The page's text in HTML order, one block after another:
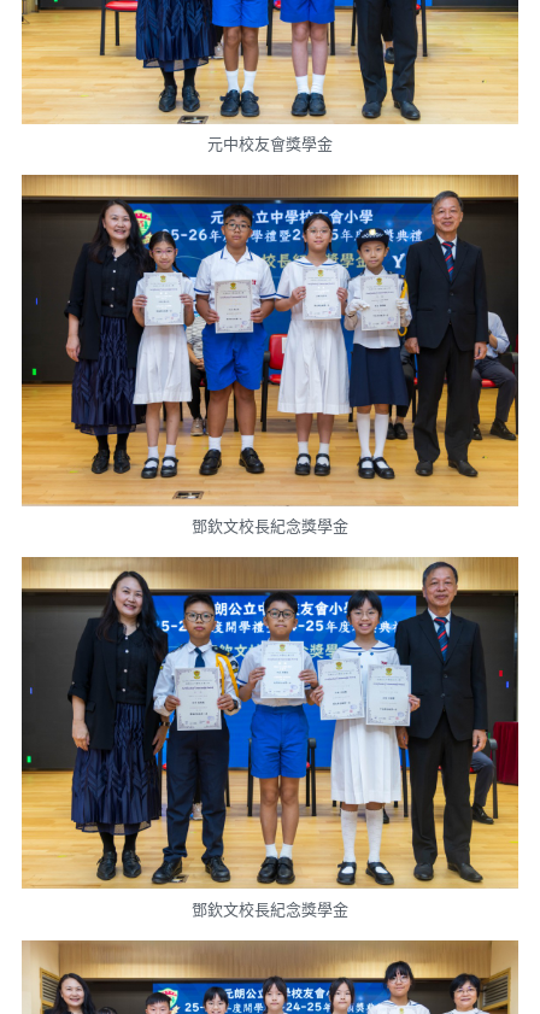
元中校友會獎學金
鄧欽文校長紀念獎學金
鄧欽文校長紀念獎學金